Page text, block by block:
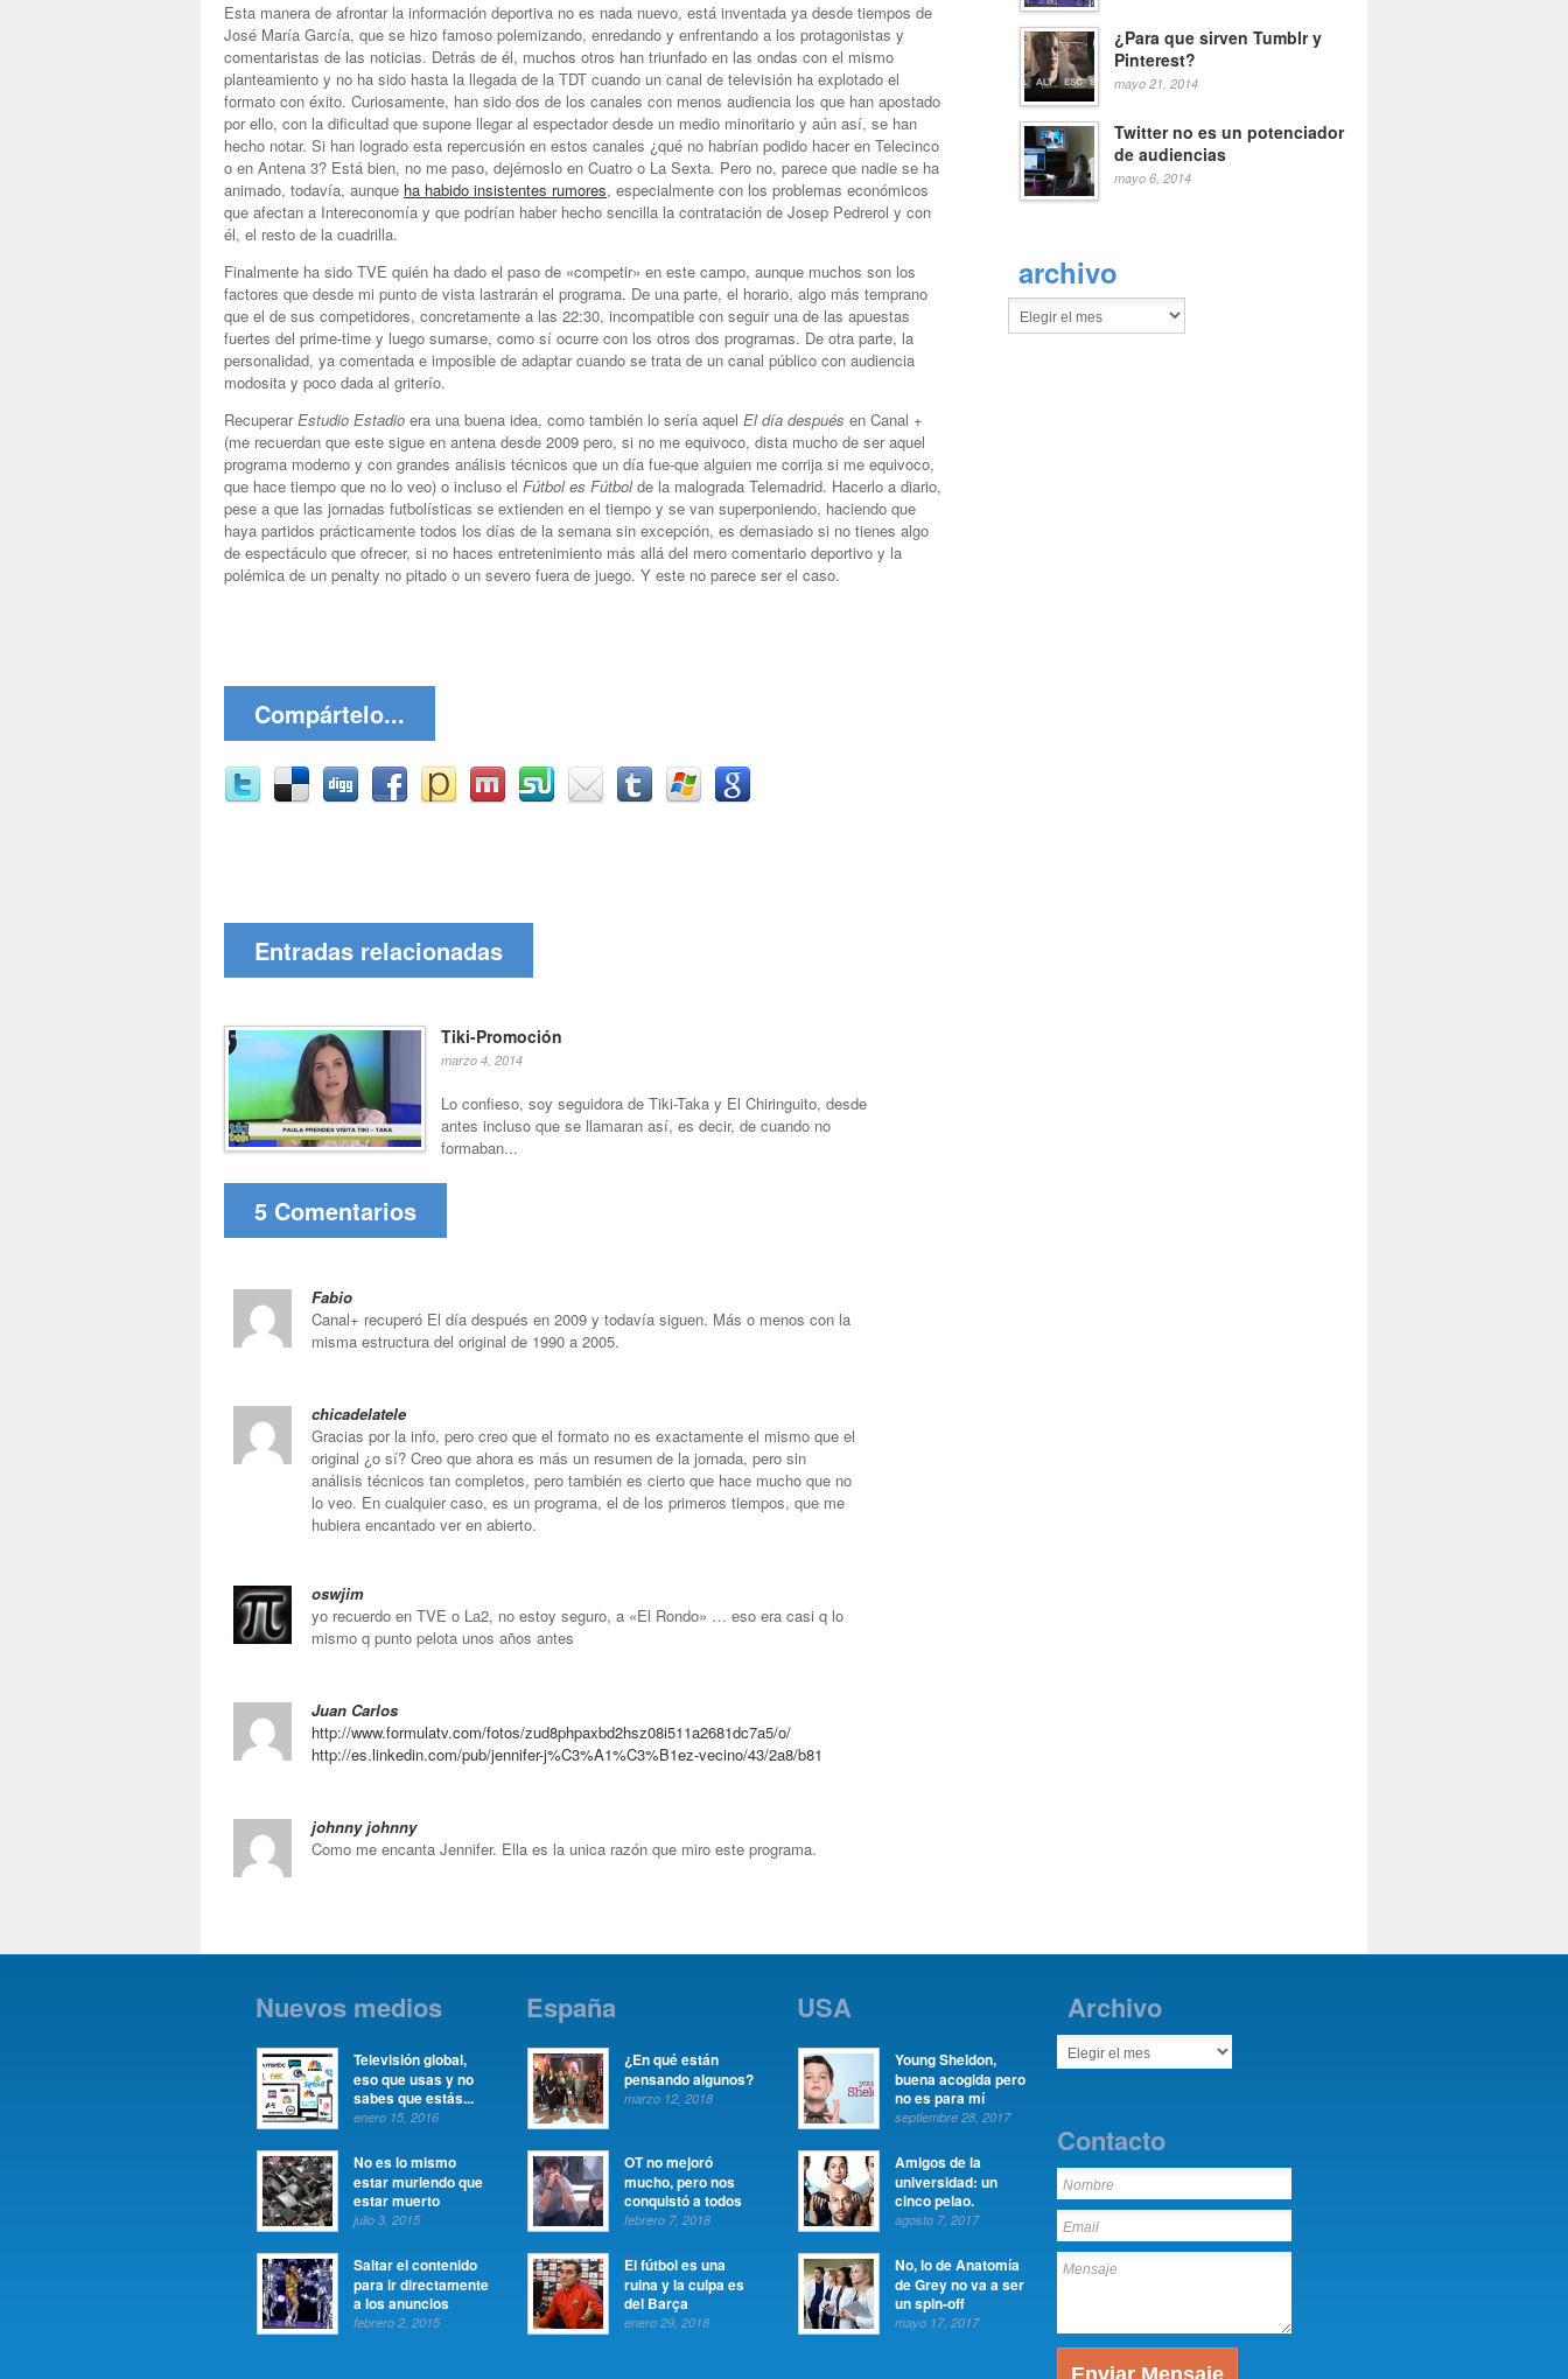
Esta manera de afrontar la información deportiva no es nada nuevo, está inventada ya desde tiempos de
José María García, que se hizo famoso polemizando, enredando y enfrentando a los protagonistas y
comentaristas de las noticias. Detrás de él, muchos otros han triunfado en las ondas con el mismo
planteamiento y no ha sido hasta la llegada de la TDT cuando un canal de televisión ha explotado el
formato con éxito. Curiosamente, han sido dos de los canales con menos audiencia los que han apostado
por ello, con la dificultad que supone llegar al espectador desde un medio minoritario y aún así, se han
hecho notar. Si han logrado esta repercusión en estos canales ¿qué no habrían podido hacer en Telecinco
o en Antena 3? Está bien, no me paso, dejémoslo en Cuatro o La Sexta. Pero no, parece que nadie se ha
animado, todavía, aunque ha habido insistentes rumores, especialmente con los problemas económicos
que afectan a Intereconomía y que podrían haber hecho sencilla la contratación de Josep Pedrerol y con
él, el resto de la cuadrilla.
Finalmente ha sido TVE quién ha dado el paso de «competir» en este campo, aunque muchos son los
factores que desde mi punto de vista lastrarán el programa. De una parte, el horario, algo más temprano
que el de sus competidores, concretamente a las 22:30, incompatible con seguir una de las apuestas
fuertes del prime-time y luego sumarse, como sí ocurre con los otros dos programas. De otra parte, la
personalidad, ya comentada e imposible de adaptar cuando se trata de un canal público con audiencia
modosita y poco dada al griterío.
RecuperarEstudio Estadio era una buena idea, como también lo sería aquel El día después en Canal +
(me recuerdan que este sigue en antena desde 2009 pero, si no me equivoco, dista mucho de ser aquel
programa moderno y con grandes análisis técnicos que un día fue-que alguien me corrija si me equivoco,
que hace tiempo que no lo veo) o incluso el Fútbol es Fútbolde la malograda Telemadrid. Hacerlo a diario,
pese a que las jornadas futbolísticas se extienden en el tiempo y se van superponiendo, haciendo que
haya partidos prácticamente todos los días de la semana sin excepción, es demasiado si no tienes algo
de espectáculo que ofrecer, si no haces entretenimiento más allá del mero comentario deportivo y la
polémica de un penalty no pitado o un severo fuera de juego. Y este no parece ser el caso.
Compártelo...
Entradas relacionadas
Tiki-Promoción
marzo 4, 2014
Lo confieso, soy seguidora de Tiki-Taka y El Chiringuito, desde
antes incluso que se llamaran así, es decir, de cuando no
formaban...
5 Comentarios
Fabio
Canal+ recuperó El día después en 2009 y todavía siguen. Más o menos con la
misma estructura del original de 1990 a 2005.
chicadelatele
Gracias por la info, pero creo que el formato no es exactamente el mismo que el
original ¿o sí? Creo que ahora es más un resumen de la jornada, pero sin
análisis técnicos tan completos, pero también es cierto que hace mucho que no
lo veo. En cualquier caso, es un programa, el de los primeros tiempos, que me
hubiera encantado ver en abierto.
oswjim
yo recuerdo en TVE o La2, no estoy seguro, a «El Rondo» … eso era casi q lo
mismo q punto pelota unos años antes
Juan Carlos
http://www.formulatv.com/fotos/zud8phpaxbd2hsz08i511a2681dc7a5/o/
http://es.linkedin.com/pub/jennifer-j%C3%A1%C3%B1ez-vecino/43/2a8/b81
johnny johnny
Como me encanta Jennifer. Ella es la unica razón que miro este programa.
¿Para que sirven Tumblr y
Pinterest?
mayo 21, 2014
Twitter no es un potenciador
de audiencias
mayo 6, 2014
archivo
Nuevos medios
Televisión global,
eso que usas y no
sabes que estás...
enero 15, 2016
No es lo mismo
estar muriendo que
estar muerto
julio 3, 2015
Saltar el contenido
para ir directamente
a los anuncios
febrero 2, 2015
España
¿En qué están
pensando algunos?
marzo 12, 2018
OT no mejoró
mucho, pero nos
conquistó a todos
febrero 7, 2018
El fútbol es una
ruina y la culpa es
del Barça
enero 29, 2018
USA
Young Sheldon,
buena acogida pero
no es para mí
septiembre 28, 2017
Amigos de la
universidad: un
cinco pelao.
agosto 7, 2017
No, lo de Anatomía
de Grey no va a ser
un spin-off
mayo 17, 2017
Archivo
Contacto